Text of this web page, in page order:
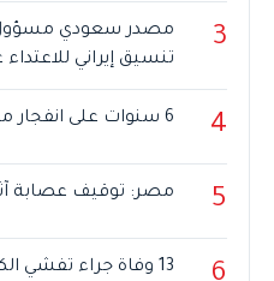
3
مصدر سعودي مسؤول:
تنسيق إيراني
4 6 سنوات على انفجار مرفأ بيروت – العدالة تقترب
5 مصر: توقيف عصابة
13 وفاة جراء تفشي الكوليرا في تشاد